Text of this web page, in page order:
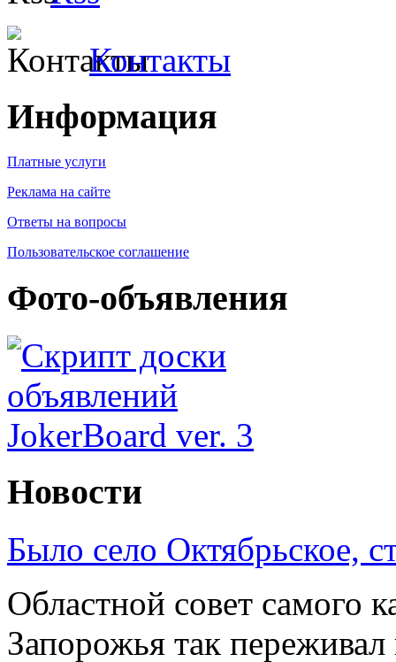
Контакты
Информация
Платные услуги
Реклама на сайте
Ответы на вопросы
Пользовательское соглашение
Фото-объявления
Новости
Было село Октябрьское,
Областной совет самого
Запорожья так